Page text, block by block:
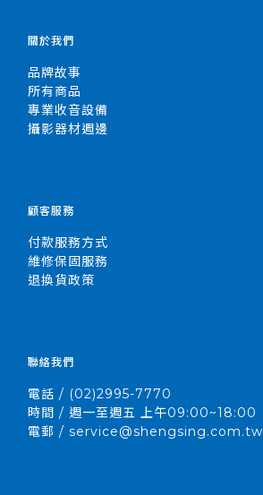
關於我們
品牌故事
所有商品
專業收音設備
攝影器材週邊
顧客服務
付款服務方式
維修保固服務
退換貨政策
聯絡我們
電話 / (02)2995-7770
時間 / 週一至週五 上午09:00~18:00
電郵 / service@shengsing.com.tw